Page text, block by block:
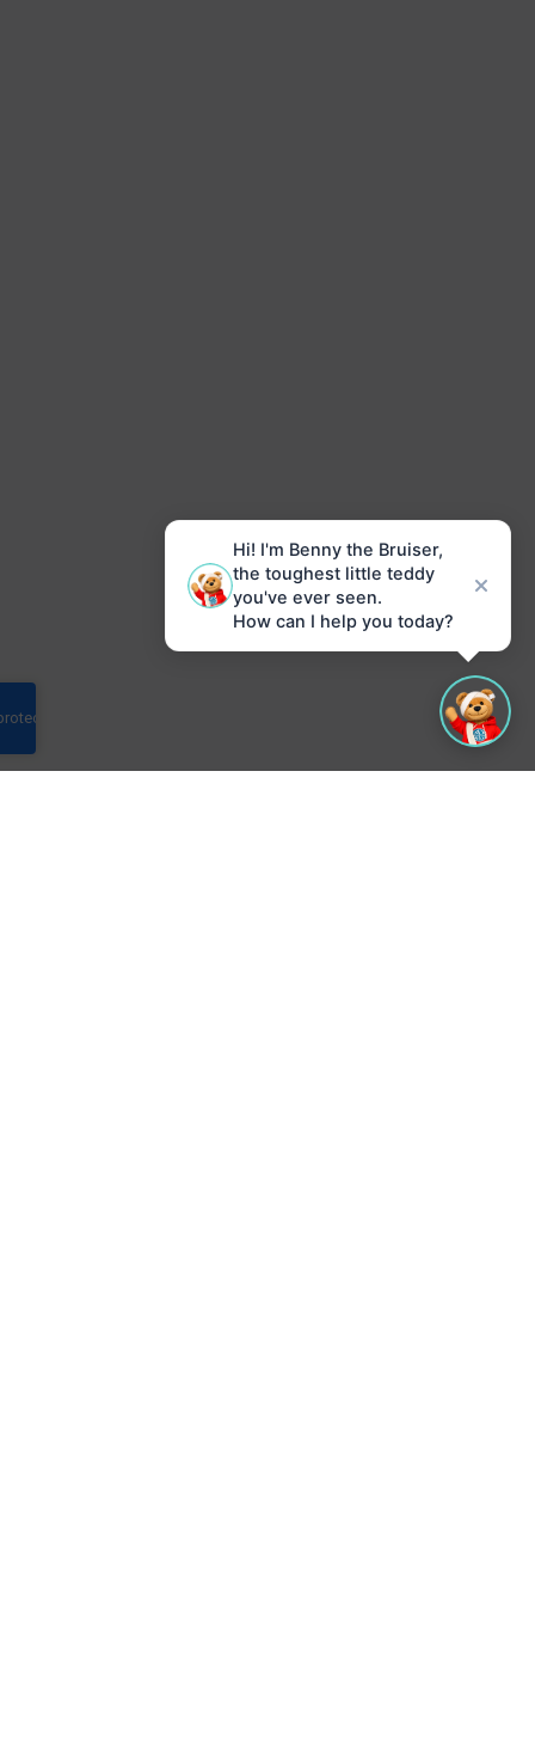
Hi! I'm Benny the Bruiser,
the toughest little teddy
you've ever seen.
How can I help you today?